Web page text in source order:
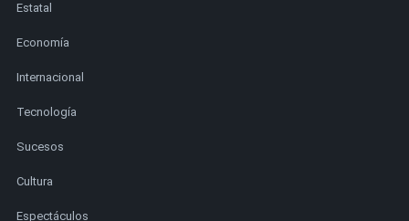
Estatal
Economía
Internacional
Tecnología
Sucesos
Cultura
Espectáculos